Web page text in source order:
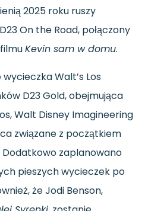
2025 roku ruszy
On the Road, połączony
Kevin sam w domu.
Walt’s Los
D23 Gold, obejmująca
Walt Disney Imagineering
związane z początkiem
zaplanowano
pieszych wycieczek po
że Jodi Benson,